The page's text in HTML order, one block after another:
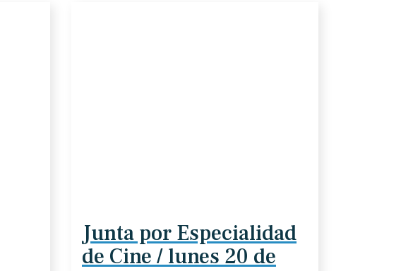
Junta por Especialidad
de Cine / lunes 20 de